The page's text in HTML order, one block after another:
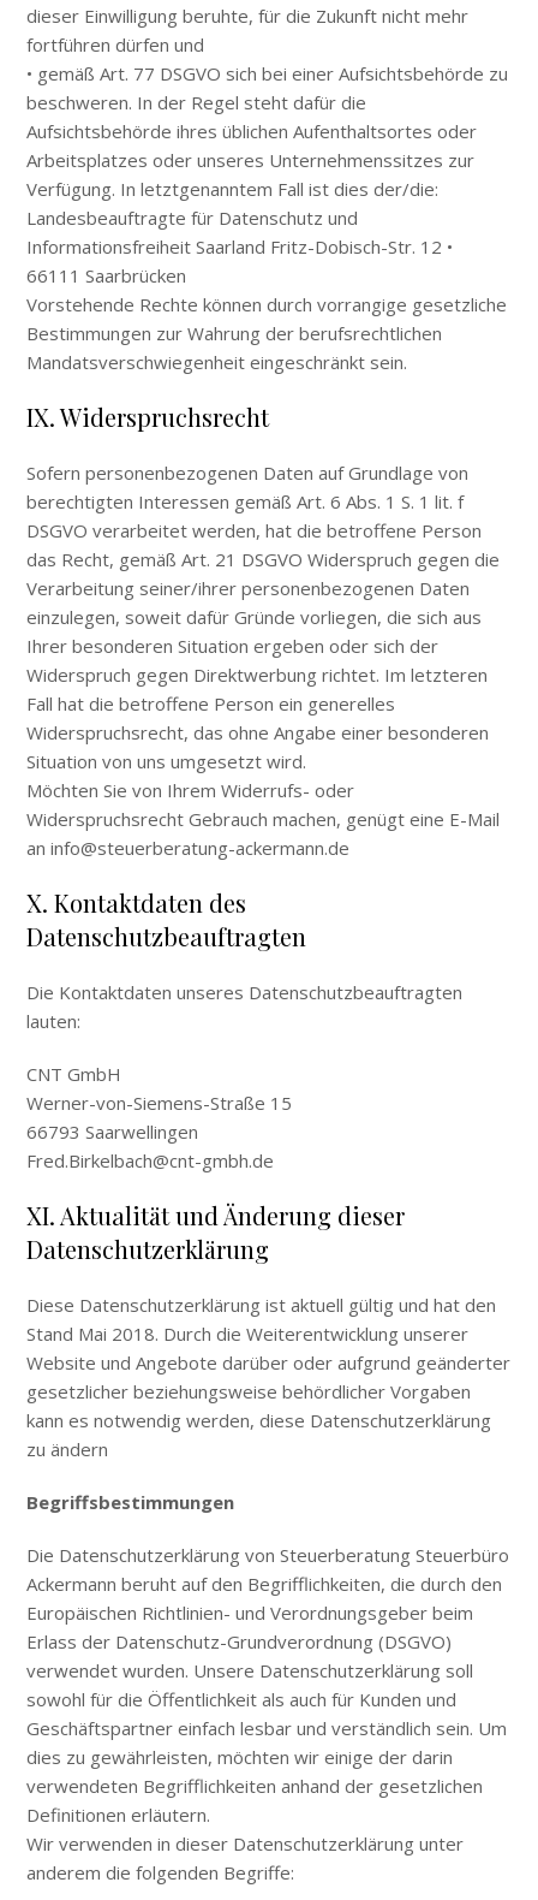
dieser Einwilligung beruhte, für die Zukunft nicht mehr
fortführen dürfen und
• gemäß Art. 77 DSGVO sich bei einer Aufsichtsbehörde zu
beschweren. In der Regel steht dafür die
Aufsichtsbehörde ihres üblichen Aufenthaltsortes oder
Arbeitsplatzes oder unseres Unternehmenssitzes zur
Verfügung. In letztgenanntem Fall ist dies der/die:
Landesbeauftragte für Datenschutz und
Informationsfreiheit Saarland Fritz-Dobisch-Str. 12 •
66111 Saarbrücken
Vorstehende Rechte können durch vorrangige gesetzliche
Bestimmungen zur Wahrung der berufsrechtlichen
Mandatsverschwiegenheit eingeschränkt sein.
IX. Widerspruchsrecht
Sofern personenbezogenen Daten auf Grundlage von
berechtigten Interessen gemäß Art. 6 Abs. 1 S. 1 lit. f
DSGVO verarbeitet werden, hat die betroffene Person
das Recht, gemäß Art. 21 DSGVO Widerspruch gegen die
Verarbeitung seiner/ihrer personenbezogenen Daten
einzulegen, soweit dafür Gründe vorliegen, die sich aus
Ihrer besonderen Situation ergeben oder sich der
Widerspruch gegen Direktwerbung richtet. Im letzteren
Fall hat die betroffene Person ein generelles
Widerspruchsrecht, das ohne Angabe einer besonderen
Situation von uns umgesetzt wird.
Möchten Sie von Ihrem Widerrufs- oder
Widerspruchsrecht Gebrauch machen, genügt eine E-Mail
an info@steuerberatung-ackermann.de
X. Kontaktdaten des
Datenschutzbeauftragten
Die Kontaktdaten unseres Datenschutzbeauftragten
lauten:
CNT GmbH
Werner-von-Siemens-Straße 15
66793 Saarwellingen
Fred.Birkelbach@cnt-gmbh.de
XI. Aktualität und Änderung dieser
Datenschutzerklärung
Diese Datenschutzerklärung ist aktuell gültig und hat den
Stand Mai 2018. Durch die Weiterentwicklung unserer
Website und Angebote darüber oder aufgrund geänderter
gesetzlicher beziehungsweise behördlicher Vorgaben
kann es notwendig werden, diese Datenschutzerklärung
zu ändern
Begriffsbestimmungen
Die Datenschutzerklärung von Steuerberatung Steuerbüro
Ackermann beruht auf den Begrifflichkeiten, die durch den
Europäischen Richtlinien- und Verordnungsgeber beim
Erlass der Datenschutz-Grundverordnung (DSGVO)
verwendet wurden. Unsere Datenschutzerklärung soll
sowohl für die Öffentlichkeit als auch für Kunden und
Geschäftspartner einfach lesbar und verständlich sein. Um
dies zu gewährleisten, möchten wir einige der darin
verwendeten Begrifflichkeiten anhand der gesetzlichen
Definitionen erläutern.
Wir verwenden in dieser Datenschutzerklärung unter
anderem die folgenden Begriffe: